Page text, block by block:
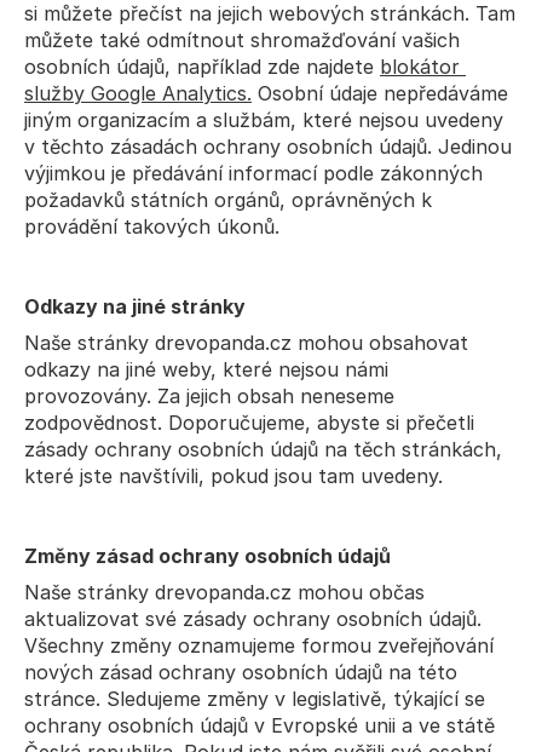
si můžete přečíst na jejich webových stránkách. Tam
můžete také odmítnout shromažďování vašich
osobních údajů, například zde najdete blokátor
služby Google Analytics. Osobní údaje nepředáváme
jiným organizacím a službám, které nejsou uvedeny
v těchto zásadách ochrany osobních údajů. Jedinou
výjimkou je předávání informací podle zákonných
požadavků státních orgánů, oprávněných k
provádění takových úkonů.
Odkazy na jiné stránky
Naše stránky drevopanda.cz mohou obsahovat
odkazy na jiné weby, které nejsou námi
provozovány. Za jejich obsah neneseme
zodpovědnost. Doporučujeme, abyste si přečetli
zásady ochrany osobních údajů na těch stránkách,
které jste navštívili, pokud jsou tam uvedeny.
Změny zásad ochrany osobních údajů
Naše stránky drevopanda.cz mohou občas
aktualizovat své zásady ochrany osobních údajů.
Všechny změny oznamujeme formou zveřejňování
nových zásad ochrany osobních údajů na této
stránce. Sledujeme změny v legislativě, týkající se
ochrany osobních údajů v Evropské unii a ve státě